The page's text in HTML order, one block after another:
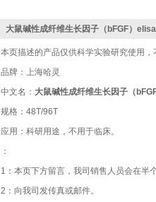
大鼠碱性成纤维生长因子（bFGF）
本页描述的产品仅供科学实验研究使用，
品牌：上海哈灵
中文名： 大鼠碱性成纤维生长因子（
规格：48T/96T
应用：科研用途，不用于临床。
：
1：本页下方留言，我司销售人员会在半
2：向我司发传真或邮件。